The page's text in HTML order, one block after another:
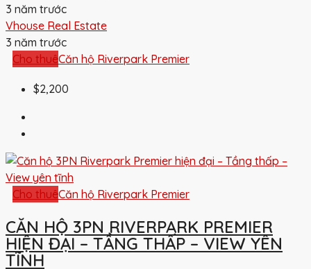
3 năm trước
Vhouse Real Estate
3 năm trước
Cho thuêCăn hộ Riverpark Premier
$2,200
Cho thuêCăn hộ Riverpark Premier
CĂN HỘ 3PN RIVERPARK PREMIER
HIỆN ĐẠI – TẦNG THẤP – VIEW YÊN
TĨNH